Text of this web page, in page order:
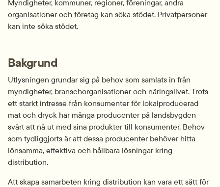
Myndigheter, kommuner, regioner, föreningar, andra
organisationer och företag kan söka stödet. Privatpersoner
kan inte söka stödet.
Bakgrund
Utlysningen grundar sig på behov som samlats in från
myndigheter, branschorganisationer och näringslivet. Trots
ett starkt intresse från konsumenter för lokalproducerad
mat och dryck har många producenter på landsbygden
svårt att nå ut med sina produkter till konsumenter. Behov
som tydliggjorts är att dessa producenter behöver hitta
lönsamma, effektiva och hållbara lösningar kring
distribution.
Att skapa samarbeten kring distribution kan vara ett sätt för